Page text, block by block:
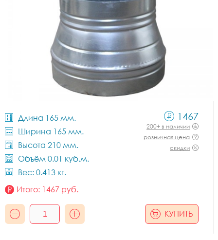
Длина 165 мм.
Ширина 165 мм.
Высота 210 мм.
Объём 0.01 куб.м.
Вес: 0.413 кг.
1467
200+ в наличии
розничная цена
скидки
Итого: 1467 руб.
КУПИТЬ